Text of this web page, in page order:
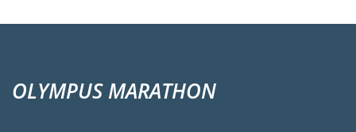
OLYMPUS MARATHON